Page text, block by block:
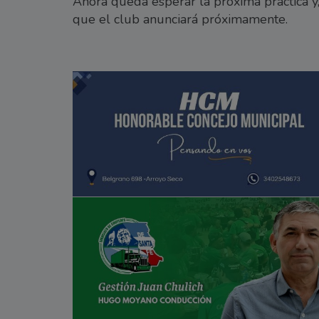
que el club anunciará próximamente.